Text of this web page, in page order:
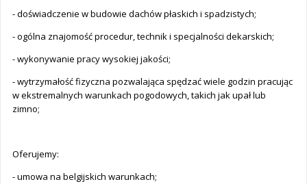
- doświadczenie w budowie dachów płaskich i spadzistych;
- ogólna znajomość procedur, technik i specjalności dekarskich;
- wykonywanie pracy wysokiej jakości;
- wytrzymałość fizyczna pozwalająca spędzać wiele godzin pracując
w ekstremalnych warunkach pogodowych, takich jak upał lub
zimno;
Oferujemy:
- umowa na belgijskich warunkach;